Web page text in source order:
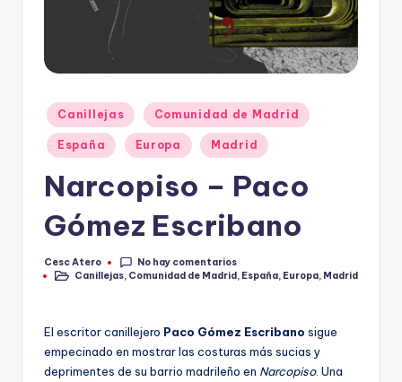
Publicado
en
Canillejas Comunidad de Madrid
España Europa Madrid
Narcopiso – Paco
Gómez Escribano
Publicado
por
Cesc Atero
No hay comentarios
Publicado
Canillejas, Comunidad de Madrid, España, Europa, Madrid
El escritor canillejero Paco Gómez Escribano sigue
empecinado en mostrar las costuras más sucias y
deprimentes de su barrio madrileño en Narcopiso. Una